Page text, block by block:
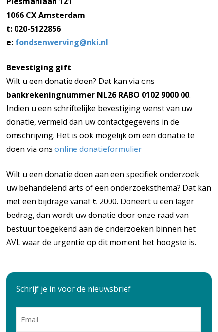
1066 CX Amsterdam
t: 020-5122856
e: fondsenwerving@nki.nl
Bevestiging gift
Wilt u een donatie doen? Dat kan via ons
bankrekeningnummer NL26 RABO 0102 9000 00.
Indien u een schriftelijke bevestiging wenst van uw
donatie, vermeld dan uw contactgegevens in de
omschrijving. Het is ook mogelijk om een donatie te
doen via onsonline donatieformulier
Wilt u een donatie doen aan een specifiek onderzoek,
uw behandelend arts of een onderzoeksthema? Dat kan
met een bijdrage vanaf € 2000. Doneert u een lager
bedrag, dan wordt uw donatie door onze raad van
bestuur toegekend aan de onderzoeken binnen het
AVL waar de urgentie op dit moment het hoogste is.
Schrijf je in voor de nieuwsbrief
mailadres